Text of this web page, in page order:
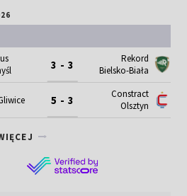
3 - 3
Rekord
Bielsko-Biała
5 - 3
Constract
Olsztyn